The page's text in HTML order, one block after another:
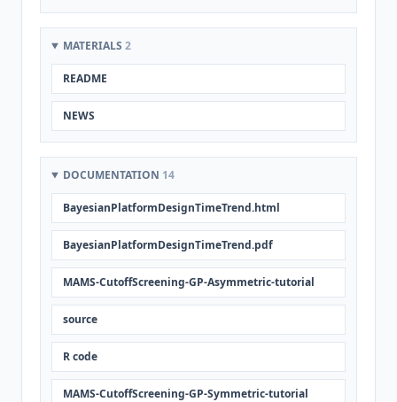
MATERIALS 2
README
NEWS
DOCUMENTATION 14
BayesianPlatformDesignTimeTrend.html
BayesianPlatformDesignTimeTrend.pdf
MAMS-CutoffScreening-GP-Asymmetric-tutorial
source
R code
MAMS-CutoffScreening-GP-Symmetric-tutorial